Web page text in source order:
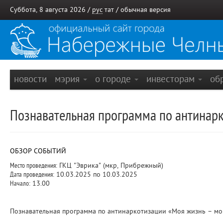
Суббота, 8 августа 2026 / рус тат / обычная версия
новости мэрия о городе инвесторам
Познавательная программа по
ОБЗОР СОБЫТИЙ
Место проведения: ГКЦ "Эврика" (мкр, Прибрежный)
Дата проведения: 10.03.2025 по 10.03.2025
Начало: 13.00
Познавательная программа по антинаркотизации «Моя жизнь –